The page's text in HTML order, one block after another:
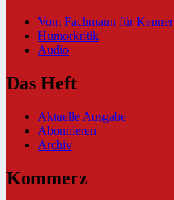
Vom Fachmann für Kenner
Humorkritik
Audio
Das Heft
Aktuelle Ausgabe
Abonnieren
Archiv
Kommerz